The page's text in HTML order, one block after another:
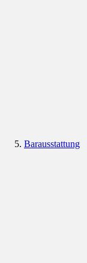
Barausstattung